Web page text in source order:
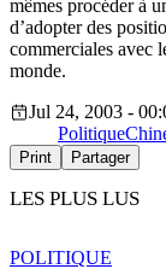
mêmes procéder à
d’adopter des
commerciales avec
monde.
Jul 24, 2003 -
Politique
Print Partager
LES PLUS LUS
POLITIQUE